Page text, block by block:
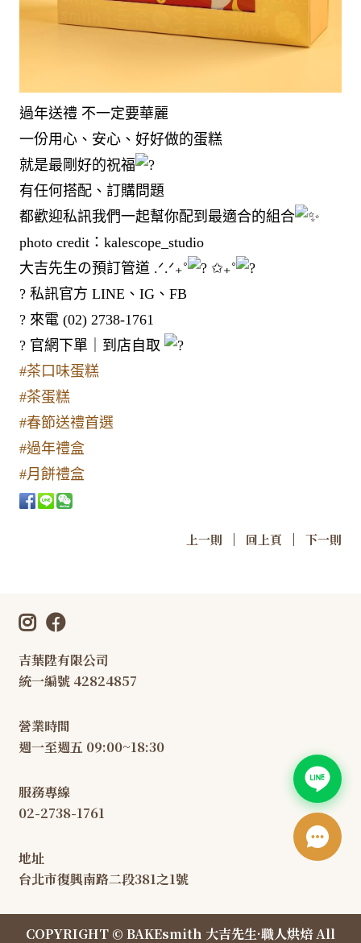
過年送禮 不一定要華麗
一份用心、安心、好好做的蛋糕
就是最剛好的祝福
有任何搭配、訂購問題
都歡迎私訊我們一起幫你配到最適合的組合
photo credit：kalescope_studio
大吉先生の預訂管道 .ᐟ.ᐟ₊˚
✩₊˚
? 私訊官方 LINE、IG、FB
? 來電 (02) 2738-1761
? 官網下單｜到店自取
#茶口味蛋糕
#茶蛋糕
#春節送禮首選
#過年禮盒
#月餅禮盒
上一則 | 回上頁 |下一則
吉葉陞有限公司
統一編號 42824857
營業時間
週一至週五 09:00~18:30
服務專線
02-2738-1761
地址
台北市復興南路二段381之1號
COPYRIGHT © BAKEsmith 大吉先生·職人烘焙 All